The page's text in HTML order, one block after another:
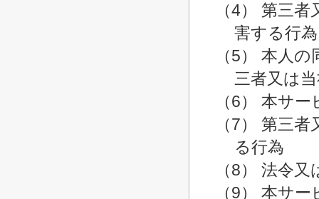
（4） 第三
害する行為
（5） 本人
三者又は
（6） 本サ
（7） 第三
る行為
（8） 法令
（9） 本サ